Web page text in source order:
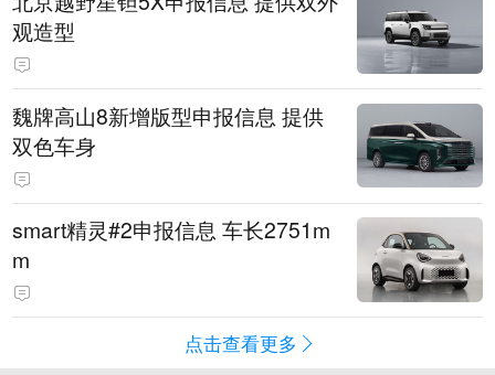
观造型
魏牌高山8新增版型申报信息 提供
双色车身
smart精灵#2申报信息 车长2751m
m
点击查看更多